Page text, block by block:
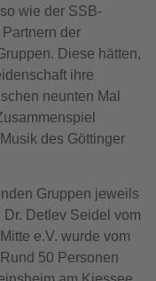
wie der SSB-
der
Diese hätten,
ihre
neunten Mal
des Göttinger
Gruppen jeweils
Detlev Seidel vom
e.V. wurde vom
50 Personen